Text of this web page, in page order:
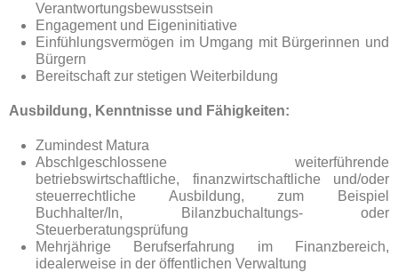
Verantwortungsbewusstsein
Engagement und Eigeninitiative
Einfühlungsvermögen im Umgang mit Bürgerinnen und
Bürgern
Bereitschaft zur stetigen Weiterbildung
Ausbildung, Kenntnisse und Fähigkeiten:
Zumindest Matura
Abschlgeschlossene weiterführende
betriebswirtschaftliche, finanzwirtschaftliche und/oder
steuerrechtliche Ausbildung, zum Beispiel
Buchhalter/In, Bilanzbuchaltungs- oder
Steuerberatungsprüfung
Mehrjährige Berufserfahrung im Finanzbereich,
idealerweise in der öffentlichen Verwaltung